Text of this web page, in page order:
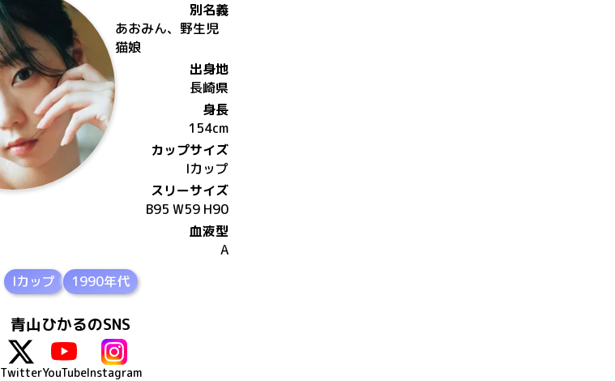
別名義
あおみん、野生児
猫娘
出身地
長崎県
身長
154cm
カップサイズ
Iカップ
スリーサイズ
B95 W59 H90
血液型
A
Iカップ
1990年代
青山ひかるのSNS
TwitterYouTubeInstagram